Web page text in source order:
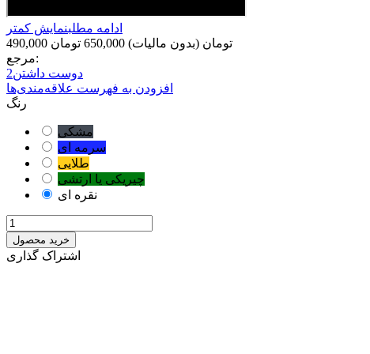
ادامه مطلبنمایش کمتر
490,000 تومان (بدون مالیات) 650,000 تومان
مرجع:
دوست داشتن2
افزودن به فهرست علاقه‌مندی‌ها
رنگ
مشکی
سرمه ای
طلایی
چیریکی یا ارتشی
نقره ای
خرید محصول
اشتراک گذاری